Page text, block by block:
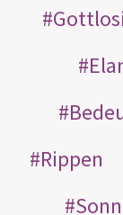
Rippen